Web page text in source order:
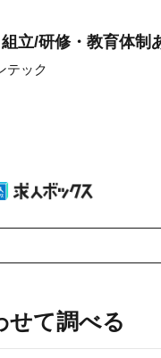
立/研修・教育体制
テック
せて調べる